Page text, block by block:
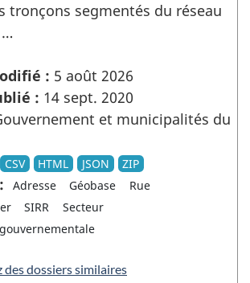
tronçons segmentés du réseau
: 5 août 2026
: 14 sept. 2020
et municipalités du
CSV HTML JSON ZIP
Adresse Géobase
Rue
SIRR
Secteur
des dossiers similaires